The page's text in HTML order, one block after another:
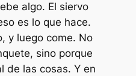
algo. El siervo
es lo que hace.
y luego come. No
sino porque
de las cosas. Y en